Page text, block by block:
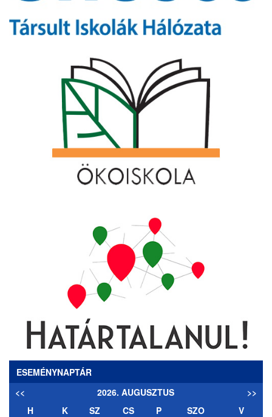
ESEMÉNYNAPTÁR
<<
2026. AUGUSZTUS
>>
H
K SZ CS P SZO V